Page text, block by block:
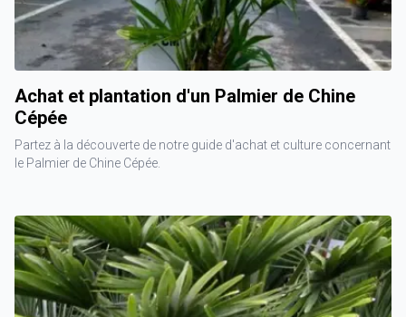
Achat et plantation d'un Palmier de Chine
Cépée
Partez à la découverte de notre guide d'achat et culture concernant
le Palmier de Chine Cépée.